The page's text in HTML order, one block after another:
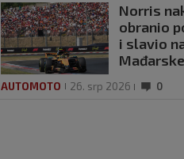
Norris
obranio
i slavio
Mađarske
AUTOMOTO 26. srp 2026 0